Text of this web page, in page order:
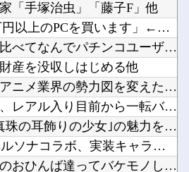
「手塚治虫」「藤子F」他
PCゲーム「まず20万円以上のPCを買います」←これ他
スロットユーザーに比べてなんでパチンコユーザーってリテラシー...
産を没収しはじめる他
韓国人「最近の日本アニメ業界の勢力図を変えたと言われる作品が...
【衝撃】ロドリさん、レアル入り目前から一転バルサ加入へ 4年...
池田瑛紗ちゃんが｢真珠の耳飾りの少女｣の魅力を語る！！！【乃...
【朗報】NIKKEのペルソナコラボ、実装キャラ発表他
【ウマ娘】19～20年のおひんば達ってバケモノしかいないのか...